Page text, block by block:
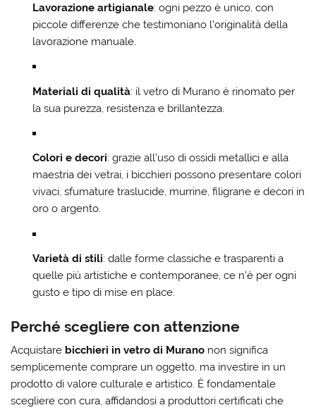
Lavorazione artigianale: ogni pezzo è unico, con
piccole differenze che testimoniano l’originalità della
lavorazione manuale.
Materiali di qualità: il vetro di Murano è rinomato per
la sua purezza, resistenza e brillantezza.
Colori e decori: grazie all’uso di ossidi metallici e alla
maestria dei vetrai, i bicchieri possono presentare colori
vivaci, sfumature traslucide, murrine, filigrane e decori in
oro o argento.
Varietà di stili: dalle forme classiche e trasparenti a
quelle più artistiche e contemporanee, ce n’è per ogni
gusto e tipo di mise en place.
Perché scegliere con attenzione
Acquistare bicchieri in vetro di Murano non significa
semplicemente comprare un oggetto, ma investire in un
prodotto di valore culturale e artistico. È fondamentale
scegliere con cura, affidandosi a produttori certificati che